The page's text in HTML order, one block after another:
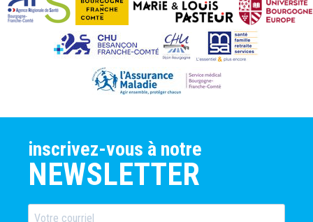
inscrivez-vous à notre
NEWSLETTER